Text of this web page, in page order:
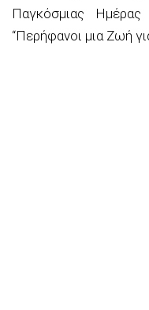
Παγκόσμιας
“Περήφανοι μια Ζωή